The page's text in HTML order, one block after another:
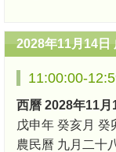
2028年11月14日
11:00:00-
西曆 2028年11
戊申年 癸亥月 癸
農民曆 九月二十